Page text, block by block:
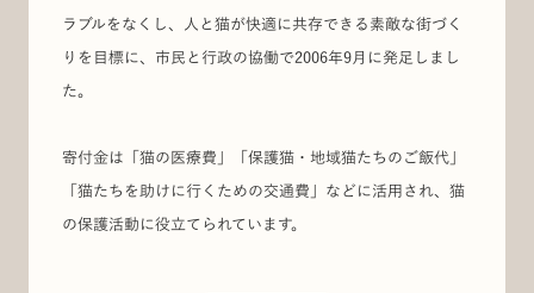
ラブルをなくし、人と猫が快適に共存できる素敵な街づく
りを目標に、市民と行政の協働で2006年9月に発足しまし
た。
寄付金は「猫の医療費」「保護猫・地域猫たちのご飯代」
「猫たちを助けに行くための交通費」などに活用され、猫
の保護活動に役立てられています。